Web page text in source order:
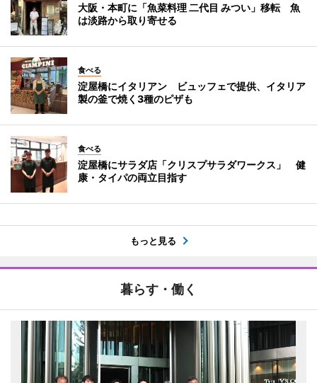
大阪・本町に「魚菜料理 二代目 みつい」移転 魚
は淡路から取り寄せる
食べる
淀屋橋にイタリアン ビュッフェで提供、イタリア
製の釜で焼く3種のピザも
食べる
淀屋橋にサラダ店「クリスプサラダワークス」 健
康・タイパの両立目指す
もっと見る
暮らす・働く